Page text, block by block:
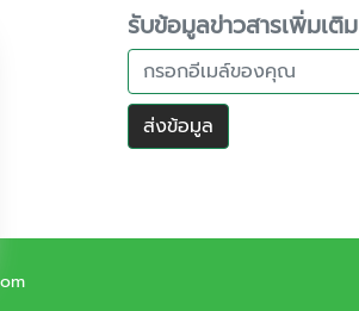
รับข้อมูลข่าวสารเพิ่มเติม
ส่งข้อมูล